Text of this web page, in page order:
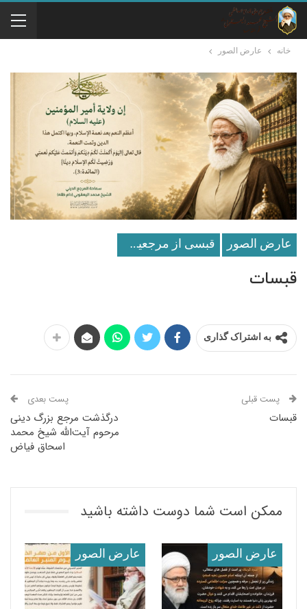
خانه عارض الصور
عارض الصور قبسی از مرجعیت عالیقدر
قبسات
به اشتراک گذاری
پست قبلی
قبسات
پست بعدی
درگذشت مرجع بزرگ دینی
مرحوم آیت‌الله شیخ محمد
اسحاق فیاض
ممکن است شما دوست داشته باشید
عارض الصور عارض الصور